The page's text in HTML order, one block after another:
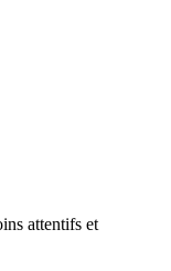
attentifs et